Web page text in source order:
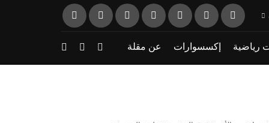
رياضية إكسسوارات عن مقلة